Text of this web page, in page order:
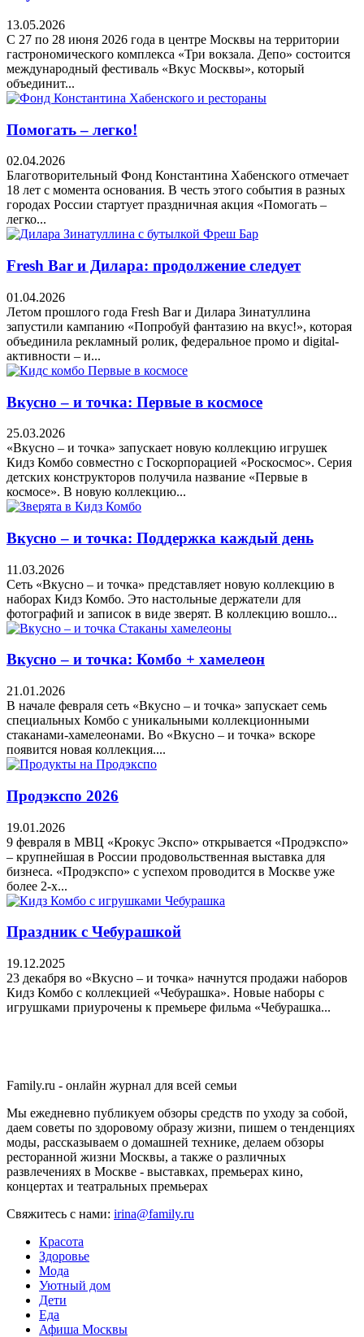
13.05.2026
С 27 по 28 июня 2026 года в центре Москвы на территории
гастрономического комплекса «Три вокзала. Депо» состоится
международный фестиваль «Вкус Москвы», который
объединит...
Помогать – легко!
02.04.2026
Благотворительный Фонд Константина Хабенского отмечает
18 лет с момента основания. В честь этого события в разных
городах России стартует праздничная акция «Помогать –
легко...
Fresh Bar и Дилара: продолжение следует
01.04.2026
Летом прошлого года Fresh Bar и Дилара Зинатуллина
запустили кампанию «Попробуй фантазию на вкус!», которая
объединила рекламный ролик, федеральное промо и digital-
активности – и...
Вкусно – и точка: Первые в космосе
25.03.2026
«Вкусно – и точка» запускает новую коллекцию игрушек
Кидз Комбо совместно с Госкорпорацией «Роскосмос». Серия
детских конструкторов получила название «Первые в
космосе». В новую коллекцию...
Вкусно – и точка: Поддержка каждый день
11.03.2026
Сеть «Вкусно – и точка» представляет новую коллекцию в
наборах Кидз Комбо. Это настольные держатели для
фотографий и записок в виде зверят. В коллекцию вошло...
Вкусно – и точка: Комбо + хамелеон
21.01.2026
В начале февраля сеть «Вкусно – и точка» запускает семь
специальных Комбо с уникальными коллекционными
стаканами‑хамелеонами. Во «Вкусно – и точка» вскоре
появится новая коллекция....
Продэкспо 2026
19.01.2026
9 февраля в МВЦ «Крокус Экспо» открывается «Продэкспо»
– крупнейшая в России продовольственная выставка для
бизнеса. «Продэкспо» с успехом проводится в Москве уже
более 2-х...
Праздник с Чебурашкой
19.12.2025
23 декабря во «Вкусно – и точка» начнутся продажи наборов
Кидз Комбо с коллекцией «Чебурашка». Новые наборы с
игрушками приурочены к премьере фильма «Чебурашка...
Family.ru - онлайн журнал для всей семьи
Мы ежедневно публикуем обзоры средств по уходу за собой,
даем советы по здоровому образу жизни, пишем о тенденциях
моды, рассказываем о домашней технике, делаем обзоры
ресторанной жизни Москвы, а также о различных
развлечениях в Москве - выставках, премьерах кино,
концертах и театральных премьерах
Свяжитесь с нами: irina@family.ru
Красота
Здоровье
Мода
Уютный дом
Дети
Еда
Афиша Москвы